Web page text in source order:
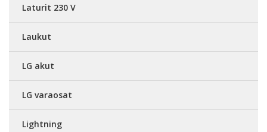
Laturit 230 V
Laukut
LG akut
LG varaosat
Lightning